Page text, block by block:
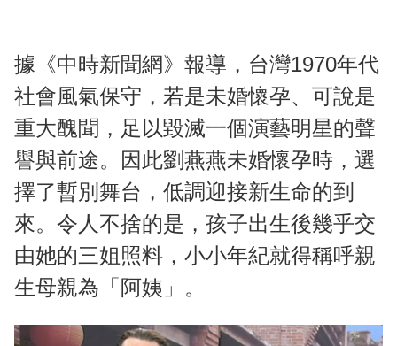
據《中時新聞網》報導，台灣1970年代
社會風氣保守，若是未婚懷孕、可說是
重大醜聞，足以毀滅一個演藝明星的聲
譽與前途。因此劉燕燕未婚懷孕時，選
擇了暫別舞台，低調迎接新生命的到
來。令人不捨的是，孩子出生後幾乎交
由她的三姐照料，小小年紀就得稱呼親
生母親為「阿姨」。